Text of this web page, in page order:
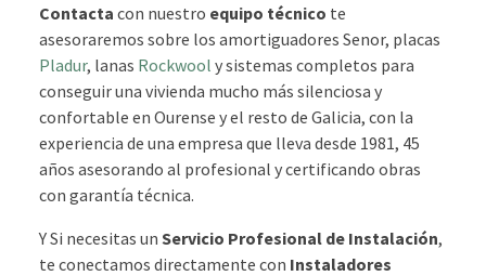
Contacta con nuestro equipo técnico te
asesoraremos sobre los amortiguadores Senor, placas
Pladur, lanas Rockwool y sistemas completos para
conseguir una vivienda mucho más silenciosa y
confortable en Ourense y el resto de Galicia, con la
experiencia de una empresa que lleva desde 1981, 45
años asesorando al profesional y certificando obras
con garantía técnica.
Y Si necesitas un Servicio Profesional de Instalación,
te conectamos directamente con Instaladores